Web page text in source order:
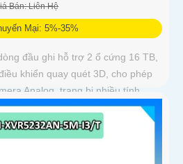
Bán: Liên Hệ
Mại: 5%-35%
đầu ghi hỗ trợ 2 ổ cứng 16 TB,
khiển quay quét 3D, cho phép
Analog, trang bị nhiều tính
SMD Plus, SMD IP và IVS, hỗ trợ
mặt, tối ưu giám sát và báo